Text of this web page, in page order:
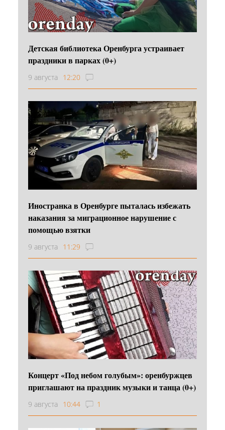
Детская библиотека Оренбурга устраивает
праздники в парках (0+)
9 августа 12:20
Иностранка в Оренбурге пыталась избежать
наказания за миграционное нарушение с
помощью взятки
9 августа 11:29
Концерт «Под небом голубым»: оренбуржцев
приглашают на праздник музыки и танца (0+)
9 августа 10:44 1